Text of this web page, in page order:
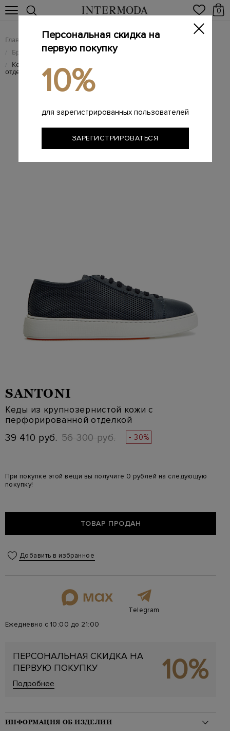
0
Главная Мужчинам / Брендовая мужская обувь
/ Брендовые мужские кеды
/ Кеды из крупнозернистой кожи с перфорированной
отделкой
SANTONI
Кеды из крупнозернистой кожи с
перфорированной отделкой
39 410 руб. 56 300 руб. - 30%
При покупке этой вещи вы получите 0 рублей на следующую
покупку!
ТОВАР ПРОДАН
Добавить в избранное
Telegram
Ежедневно с 10:00 до 21:00
ПЕРСОНАЛЬНАЯ СКИДКА НА
ПЕРВУЮ ПОКУПКУ
Подробнее 10%
ИНФОРМАЦИЯ ОБ ИЗДЕЛИИ
Персональная скидка на
первую покупку
10%
для зарегистрированных пользователей
ЗАРЕГИСТРИРОВАТЬСЯ